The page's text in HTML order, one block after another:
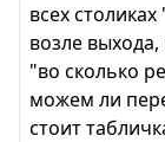
всех
возле
"во сколько
можем ли
стоит